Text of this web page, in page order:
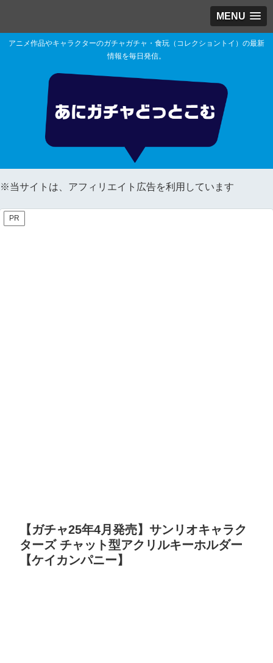
MENU
アニメ作品やキャラクターのガチャガチャ・食玩（コレクショントイ）の最新
情報を毎日発信。
※当サイトは、アフィリエイト広告を利用しています
PR
【ガチャ25年4月発売】サンリオキャラク
ターズ チャット型アクリルキーホルダー
【ケイカンパニー】